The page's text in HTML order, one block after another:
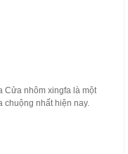
Cửa nhôm xingfa là một
nhất hiện nay.